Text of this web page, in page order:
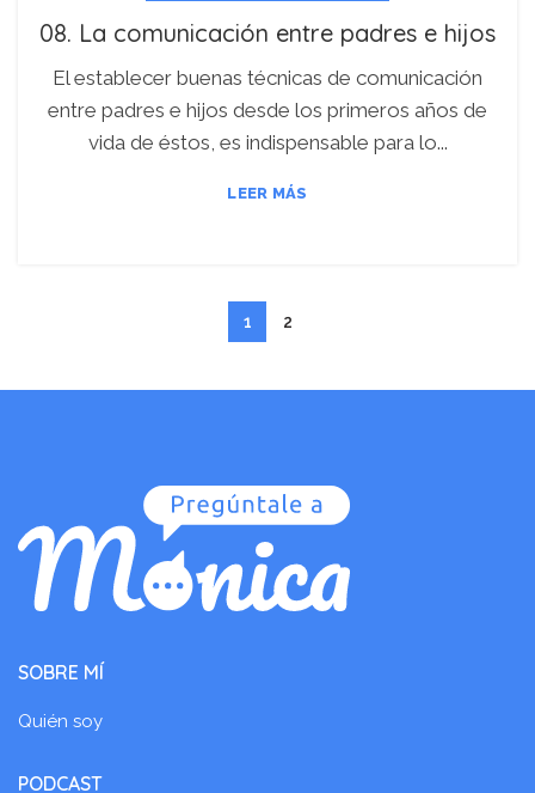
08. La comunicación entre padres e hijos
El establecer buenas técnicas de comunicación
entre padres e hijos desde los primeros años de
vida de éstos, es indispensable para lo...
LEER MÁS
1 2
SOBRE MÍ
Quién soy
PODCAST